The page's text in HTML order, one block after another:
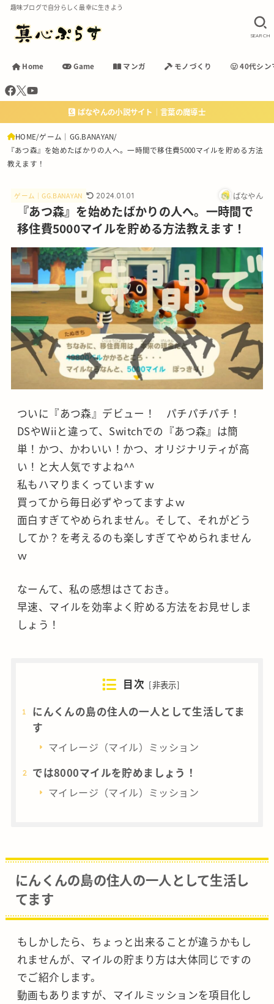
趣味ブログで自分らしく最幸に生きよう
Home Game マンガ モノづくり 40代シン
SEARCH
ばなやんの小説サイト｜言葉の魔導士
HOME ゲーム｜GG.BANAYAN
『あつ森』を始めたばかりの人へ。一時間で移住費5000マイルを貯める方法
教えます！
ゲーム｜GG.BANAYAN 2024.01.01 ばなやん
『あつ森』を始めたばかりの人へ。一時間で
移住費5000マイルを貯める方法教えます！
ついに『あつ森』デビュー！ パチパチパチ！
DSやWiiと違って、Switchでの『あつ森』は簡
単！かつ、かわいい！かつ、オリジナリティが高
い！と大人気ですよね^^
私もハマりまくっていますｗ
買ってから毎日必ずやってますよｗ
面白すぎてやめられません。そして、それがどう
してか？を考えるのも楽しすぎてやめられません
ｗ
なーんて、私の感想はさておき。
早速、マイルを効率よく貯める方法をお見せしま
しょう！
目次 [非表示]
にんくんの島の住人の一人として生活してま
す
マイレージ（マイル）ミッション
では8000マイルを貯めましょう！
マイレージ（マイル）ミッション
にんくんの島の住人の一人として生活し
てます
もしかしたら、ちょっと出来ることが違うかもし
れませんが、マイルの貯まり方は大体同じですの
でご紹介します。
動画もありますが、マイルミッションを項目化し